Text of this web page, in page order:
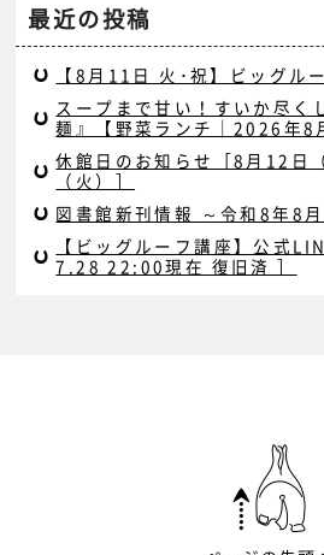
最近の投稿
【8月11日 火･祝】ビッグル
スープまで甘い！すいか尽く
麺』【野菜ランチ｜2026年8
休館日のお知らせ［8月12日
（火）］
図書館新刊情報 ～令和8年8月
【ビッグルーフ講座】公式
7.28 22:00現在 復旧済 ］